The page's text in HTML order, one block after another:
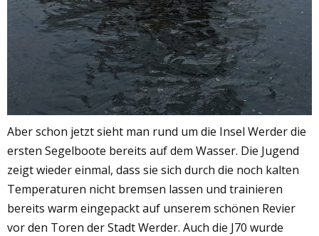
Aber schon jetzt sieht man rund um die Insel Werder die
ersten Segelboote bereits auf dem Wasser. Die Jugend
zeigt wieder einmal, dass sie sich durch die noch kalten
Temperaturen nicht bremsen lassen und trainieren
bereits warm eingepackt auf unserem schönen Revier
vor den Toren der Stadt Werder. Auch die J70 wurde